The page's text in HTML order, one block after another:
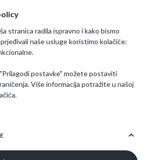
Prati nas
Osnovne informacije
stranica radila ispravno i kako bismo
naše usluge koristimo kolačiće:
postavke" možete postaviti
Više informacija potražite u našoj
.